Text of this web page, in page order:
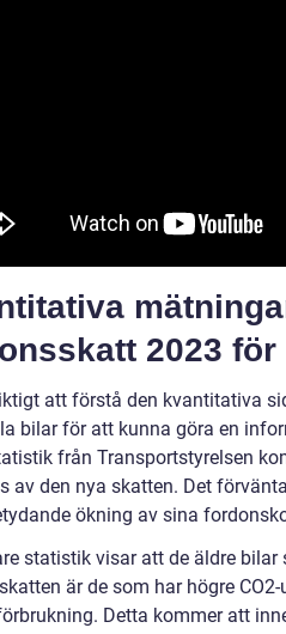
2023
att förstå den kvantitativa
bilar för att kunna göra en
från Transportstyrelsen
av den nya skatten. Det
ökning av sina
statistik visar att de äldre
är de som har högre
Detta kommer att